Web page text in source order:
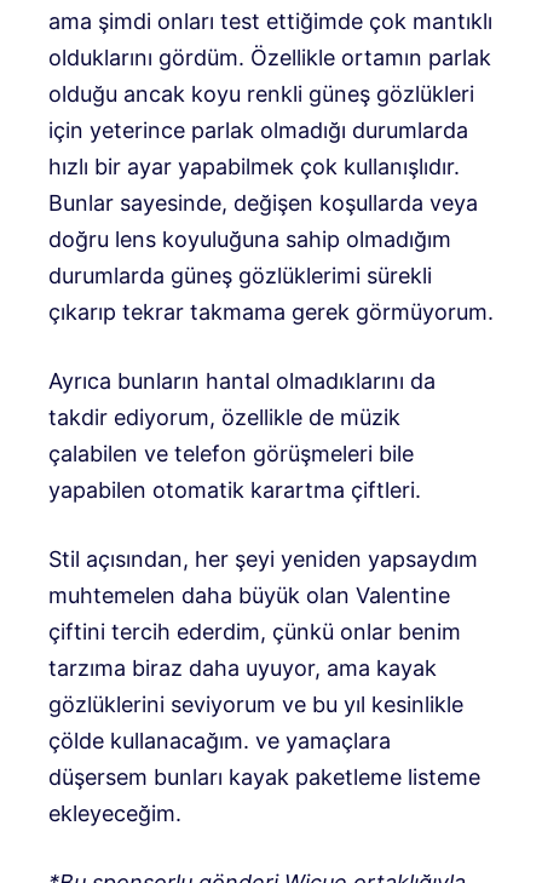
ama şimdi onları test ettiğimde çok mantıklı
olduklarını gördüm. Özellikle ortamın parlak
olduğu ancak koyu renkli güneş gözlükleri
için yeterince parlak olmadığı durumlarda
hızlı bir ayar yapabilmek çok kullanışlıdır.
Bunlar sayesinde, değişen koşullarda veya
doğru lens koyuluğuna sahip olmadığım
durumlarda güneş gözlüklerimi sürekli
çıkarıp tekrar takmama gerek görmüyorum.
Ayrıca bunların hantal olmadıklarını da
takdir ediyorum, özellikle de müzik
çalabilen ve telefon görüşmeleri bile
yapabilen otomatik karartma çiftleri.
Stil açısından, her şeyi yeniden yapsaydım
muhtemelen daha büyük olan Valentine
çiftini tercih ederdim, çünkü onlar benim
tarzıma biraz daha uyuyor, ama kayak
gözlüklerini seviyorum ve bu yıl kesinlikle
çölde kullanacağım. ve yamaçlara
düşersem bunları kayak paketleme listeme
ekleyeceğim.